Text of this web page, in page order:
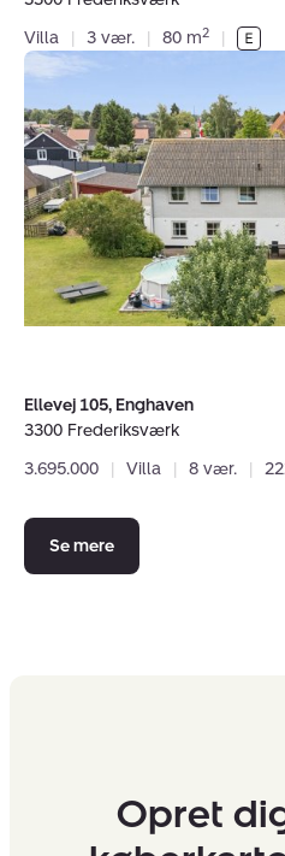
Villa
| 3 vær. | 80 m2 |
105,
Enghaven,
3300
Frederiksværk
Ellevej 105, Enghaven
3300 Frederiksværk
3.695.000
| Villa | 8 vær. |
Se mere
Opret